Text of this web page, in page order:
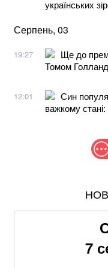
українських
Серпень, 03
19:27
Ще до
Томом
12:01
Син
важкому
В МЗС заявили,
Понад 9,2 млрд
справу "ПриватБанку"
7